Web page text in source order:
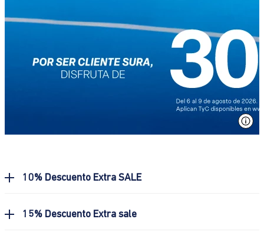
10% Descuento Extra SALE
15% Descuento Extra sale